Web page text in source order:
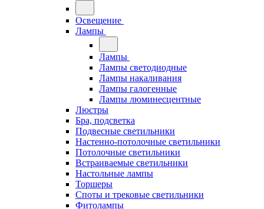
Освещение
Лампы
Лампы
Лампы светодиодные
Лампы накаливания
Лампы галогенные
Лампы люминесцентные
Люстры
Бра, подсветка
Подвесные светильники
Настенно-потолочные светильники
Потолочные светильники
Встраиваемые светильники
Настольные лампы
Торшеры
Споты и трековые светильники
Фитолампы